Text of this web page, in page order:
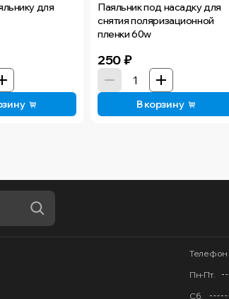
для
Паяльник под насадку для
снятия поляризационной
пленки 60w
250₽
В корзину
Телефон
Пн-Пт.
Сб.